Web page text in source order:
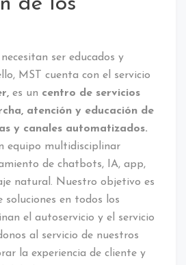
ser educados y
MST cuenta con el servicio
es un centro de servicios
atención y educación de
y canales automatizados.
equipo multidisciplinar
de chatbots, IA, app,
natural. Nuestro objetivo es
en todos los
el autoservicio y el servicio
al servicio de nuestros
la experiencia de cliente y